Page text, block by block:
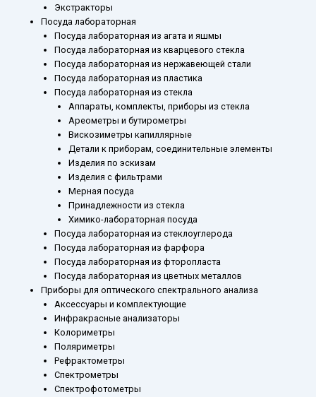
Экстракторы
Посуда лабораторная
Посуда лабораторная из агата и яшмы
Посуда лабораторная из кварцевого стекла
Посуда лабораторная из нержавеющей стали
Посуда лабораторная из пластика
Посуда лабораторная из стекла
Аппараты, комплекты, приборы из стекла
Ареометры и бутирометры
Вискозиметры капиллярные
Детали к приборам, соединительные элементы
Изделия по эскизам
Изделия с фильтрами
Мерная посуда
Принадлежности из стекла
Химико-лабораторная посуда
Посуда лабораторная из стеклоуглерода
Посуда лабораторная из фарфора
Посуда лабораторная из фторопласта
Посуда лабораторная из цветных металлов
Приборы для оптического спектрального анализа
Аксессуары и комплектующие
Инфракрасные анализаторы
Колориметры
Поляриметры
Рефрактометры
Спектрометры
Спектрофотометры